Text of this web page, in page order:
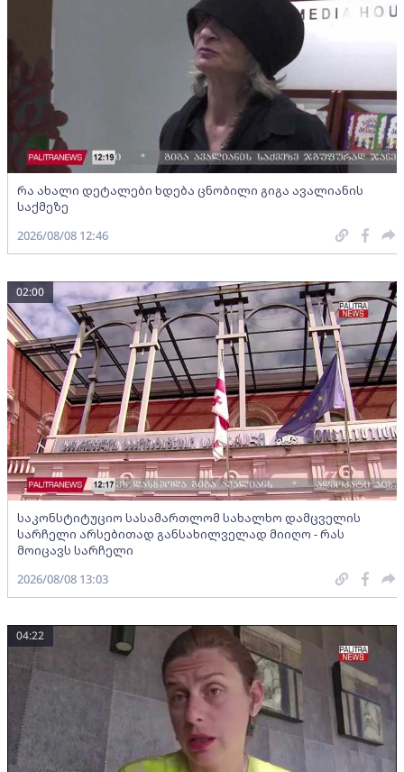
რა ახალი დეტალები ხდება ცნობილი გიგა ავალიანის
საქმეზე
2026/08/08 12:46
საკონსტიტუციო სასამართლომ სახალხო დამცველის
სარჩელი არსებითად განსახილველად მიიღო - რას
მოიცავს სარჩელი
02:00
2026/08/08 13:03
04:22